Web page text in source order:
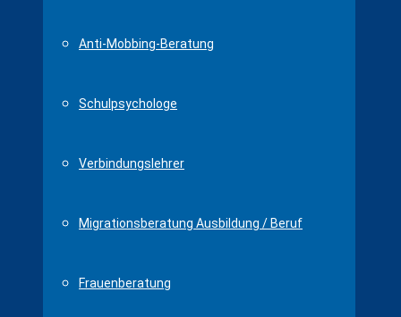
Anti-Mobbing-Beratung
Schulpsychologe
Verbindungslehrer
Migrationsberatung Ausbildung / Beruf
Frauenberatung